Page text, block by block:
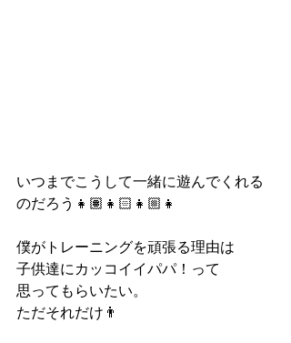
いつまでこうして一緒に遊んでくれる
のだろう👧🏽👧🏻👧🏼👧
僕がトレーニングを頑張る理由は
子供達にカッコイイパパ！って
思ってもらいたい。
ただそれだけ👨